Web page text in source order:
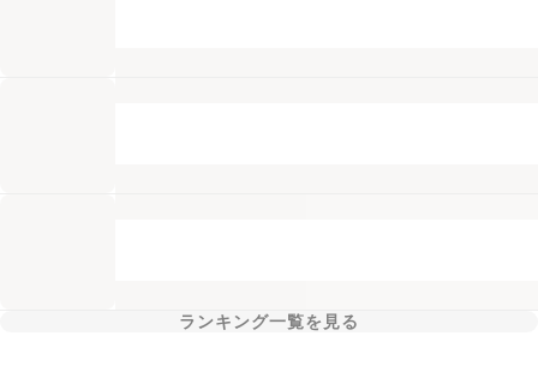
ランキング一覧を見る